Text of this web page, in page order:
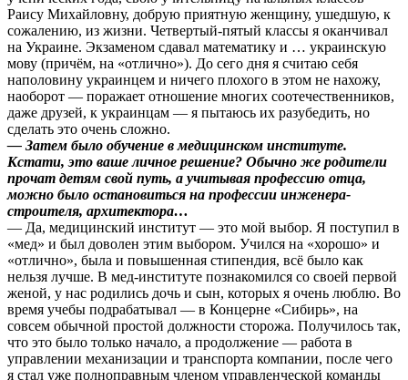
Раису Михайловну, добрую приятную женщину, ушедшую, к
сожалению, из жизни. Четвертый-пятый классы я оканчивал
на Украине. Экзаменом сдавал математику и … украинскую
мову (причём, на «отлично»). До сего дня я считаю себя
наполовину украинцем и ничего плохого в этом не нахожу,
наоборот — поражает отношение многих соотечественников,
даже друзей, к украинцам — я пытаюсь их разубедить, но
сделать это очень сложно.
— Затем было обучение в медицинском институте.
Кстати, это ваше личное решение? Обычно же родители
прочат детям свой путь, а учитывая профессию отца,
можно было остановиться на профессии инженера-
строителя, архитектора…
— Да, медицинский институт — это мой выбор. Я поступил в
«мед» и был доволен этим выбором. Учился на «хорошо» и
«отлично», была и повышенная стипендия, всё было как
нельзя лучше. В мед-институте познакомился со своей первой
женой, у нас родились дочь и сын, которых я очень люблю. Во
время учебы подрабатывал — в Концерне «Сибирь», на
совсем обычной простой должности сторожа. Получилось так,
что это было только начало, а продолжение — работа в
управлении механизации и транспорта компании, после чего
я стал уже полноправным членом управленческой команды